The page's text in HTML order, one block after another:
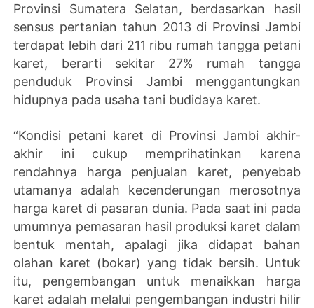
Provinsi Sumatera Selatan, berdasarkan hasil
sensus pertanian tahun 2013 di Provinsi Jambi
terdapat lebih dari 211 ribu rumah tangga petani
karet, berarti sekitar 27% rumah tangga
penduduk Provinsi Jambi menggantungkan
hidupnya pada usaha tani budidaya karet.
“Kondisi petani karet di Provinsi Jambi akhir-
akhir ini cukup memprihatinkan karena
rendahnya harga penjualan karet, penyebab
utamanya adalah kecenderungan merosotnya
harga karet di pasaran dunia. Pada saat ini pada
umumnya pemasaran hasil produksi karet dalam
bentuk mentah, apalagi jika didapat bahan
olahan karet (bokar) yang tidak bersih. Untuk
itu, pengembangan untuk menaikkan harga
karet adalah melalui pengembangan industri hilir